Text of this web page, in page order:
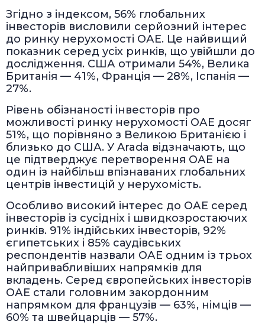
Згідно з індексом, 56% глобальних
інвесторів висловили серйозний інтерес
до ринку нерухомості ОАЕ. Це найвищий
показник серед усіх ринків, що увійшли до
дослідження. США отримали 54%, Велика
Британія — 41%, Франція — 28%, Іспанія —
27%.
Рівень обізнаності інвесторів про
можливості ринку нерухомості ОАЕ досяг
51%, що порівняно з Великою Британією і
близько до США. У Arada відзначають, що
це підтверджує перетворення ОАЕ на
один із найбільш впізнаваних глобальних
центрів інвестицій у нерухомість.
Особливо високий інтерес до ОАЕ серед
інвесторів із сусідніх і швидкозростаючих
ринків. 91% індійських інвесторів, 92%
єгипетських і 85% саудівських
респондентів назвали ОАЕ одним із трьох
найпривабливіших напрямків для
вкладень. Серед європейських інвесторів
ОАЕ стали головним закордонним
напрямком для французів — 63%, німців —
60% та швейцарців — 57%.